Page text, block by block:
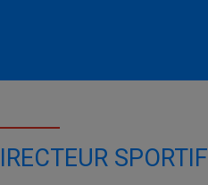
SPORTIF